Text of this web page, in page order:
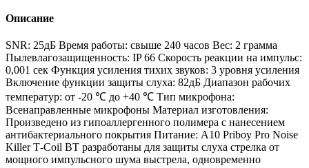
Описание
SNR: 25дБ Время работы: свыше 240 часов Вес: 2 грамма
Пылевлагозащищенность: IP 66 Скорость реакции на импульс:
0,001 сек Функция усиления тихих звуков: 3 уровня усиления
Включение функции защиты слуха: 82дБ Диапазон рабочих
температур: от -20 ℃ до +40 ℃ Тип микрофона:
Всенаправленные микрофоны Материал изготовления:
Произведено из гипоаллергенного полимера с нанесением
антибактериального покрытия Питание: А10 Priboy Pro Noise
Killer T‑Coil BT разработаны для защиты слуха стрелка от
мощного импульсного шума выстрела, одновременно